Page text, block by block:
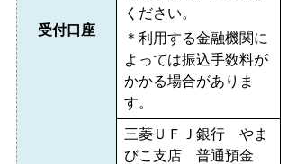
受付口座
ください。
＊利用する金融機関に
よっては振込手数料が
かかる場合がありま
す。
三菱ＵＦＪ銀行 やま
びこ支店 普通預金